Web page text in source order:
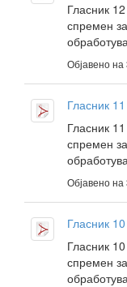
Гласник
спремен
Објавено
Гласник
Гласник
спремен
Објавено
Гласник
Гласник
спремен